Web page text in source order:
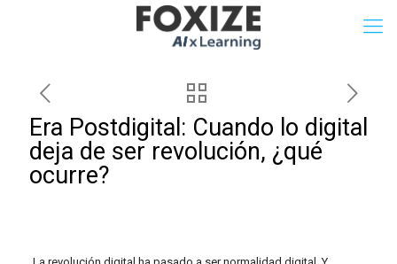
Era Postdigital: Cuando lo digital
deja de ser revolución, ¿qué
ocurre?